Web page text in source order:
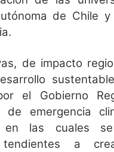
de Chile y
de impacto
el Gobierno
de emergencia
en las cuales se
tendientes a